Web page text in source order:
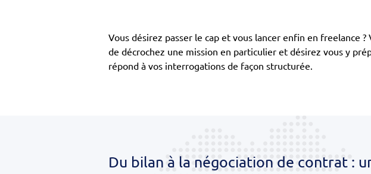
Vous désirez passer le cap et vous lancer enfin en freelance
de décrochez une mission en particulier et désirez vous y
répond à vos interrogations de façon structurée.
Du bilan à la négociation de contrat :